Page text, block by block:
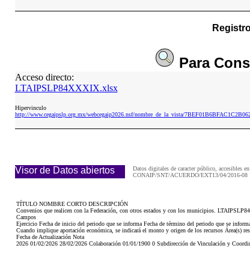
Para
Acceso directo:
LTAIPSLP84XXXIX.xlsx
Hipervinculo
http://www.cegaipslp.org.mx/webcegaip2026.nsf/nombre_de_la_vista/
Visor de Datos abiertos
Datos digitales de caracter público, accesibles
CONAIP/SNT/ACUERDO/EXT13/04/2016-08
TÍTULO NOMBRE CORTO DESCRIPCIÓN
Convenios que realicen con la Federación, con otros estados y con los municipios.
Campos
Ejercicio Fecha de inicio del periodo que se informa Fecha de término del periodo que se
Cuando implique aportación económica, se indicará el monto y origen de los recursos Área(s)
Fecha de Actualización Nota
2026 01/02/2026 28/02/2026 Colaboración 01/01/1900 0 Subdirección de Vinculación y